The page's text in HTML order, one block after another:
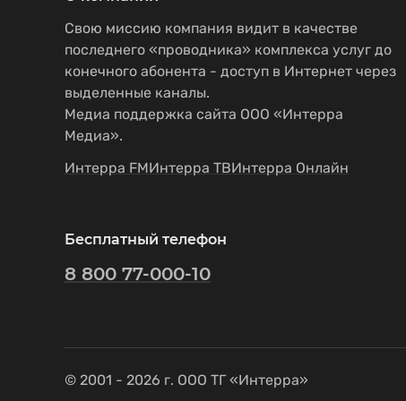
Свою миссию компания видит в качестве
последнего «проводника» комплекса услуг до
конечного абонента - доступ в Интернет через
выделенные каналы.
Медиа поддержка сайта ООО «Интерра
Медиа».
Интерра FMИнтерра ТВИнтерра Онлайн
Бесплатный телефон
8 800 77-000-10
© 2001 - 2026 г. ООО ТГ «Интерра»